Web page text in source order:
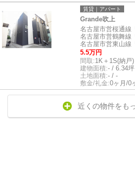
賃貸｜アパート
Grande吹上
名古屋市営桜通線
名古屋市営鶴舞線
名古屋市営東山線
5.5万円
間取:1K＋1S(納戸)
建物面積:- / 6.34坪
土地面積:- / -
敷金/礼金:0ヶ月/0
近くの物件をも